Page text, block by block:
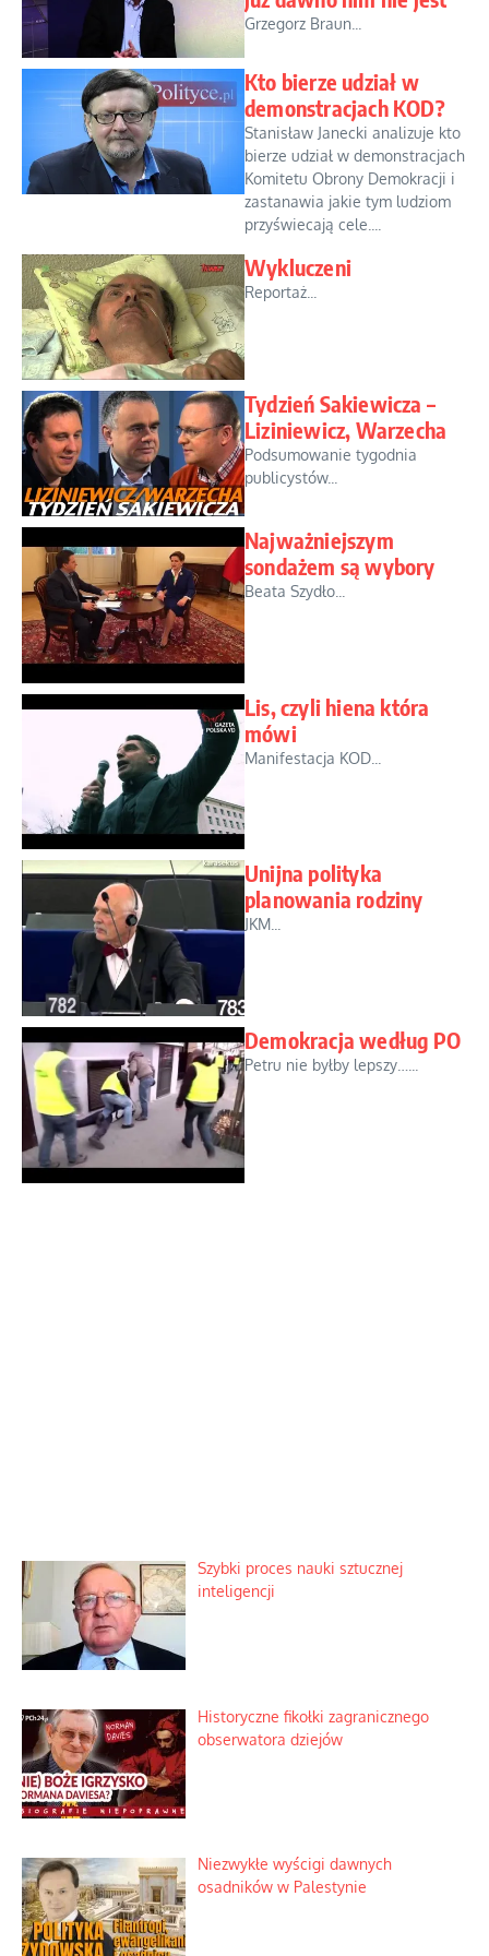
Grzegorz Braun...
Kto bierze udział w
demonstracjach KOD?
Stanisław Janecki analizuje kto
bierze udział w demonstracjach
Komitetu Obrony Demokracji i
zastanawia jakie tym ludziom
przyświecają cele....
Wykluczeni
Reportaż...
Tydzień Sakiewicza –
Liziniewicz, Warzecha
Podsumowanie tygodnia
publicystów...
Najważniejszym
sondażem są wybory
Beata Szydło...
Lis, czyli hiena która
mówi
Manifestacja KOD...
Unijna polityka
planowania rodziny
JKM...
Demokracja według PO
Petru nie byłby lepszy…...
Szybki proces nauki sztucznej
inteligencji
Historyczne fikołki zagranicznego
obserwatora dziejów
Niezwykłe wyścigi dawnych
osadników w Palestynie